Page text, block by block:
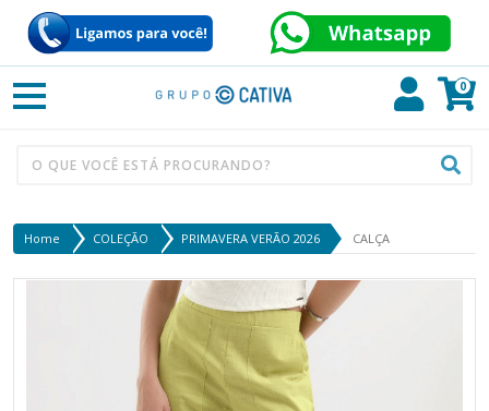
0
Home COLEÇÃO PRIMAVERA VERÃO 2026 CALÇA